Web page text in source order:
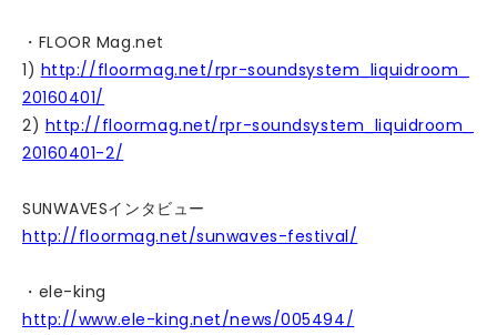
・FLOOR Mag.net
1) http://floormag.net/rpr-soundsystem_liquidroom_
20160401/
2) http://floormag.net/rpr-soundsystem_liquidroom_
20160401-2/
SUNWAVESインタビュー
http://floormag.net/sunwaves-festival/
・ele-king
http://www.ele-king.net/news/005494/